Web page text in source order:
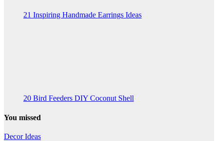
21 Inspiring Handmade Earrings Ideas
20 Bird Feeders DIY Coconut Shell
You missed
Decor Ideas